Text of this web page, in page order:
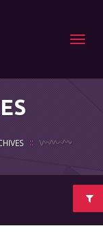
Menu